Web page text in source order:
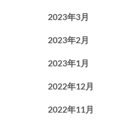
2023年3月
2023年2月
2023年1月
2022年12月
2022年11月